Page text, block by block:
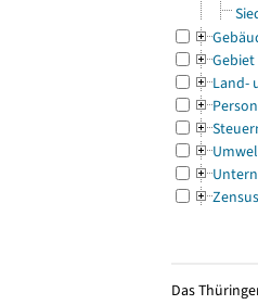
Gebiet
Land-
Zensus
Das